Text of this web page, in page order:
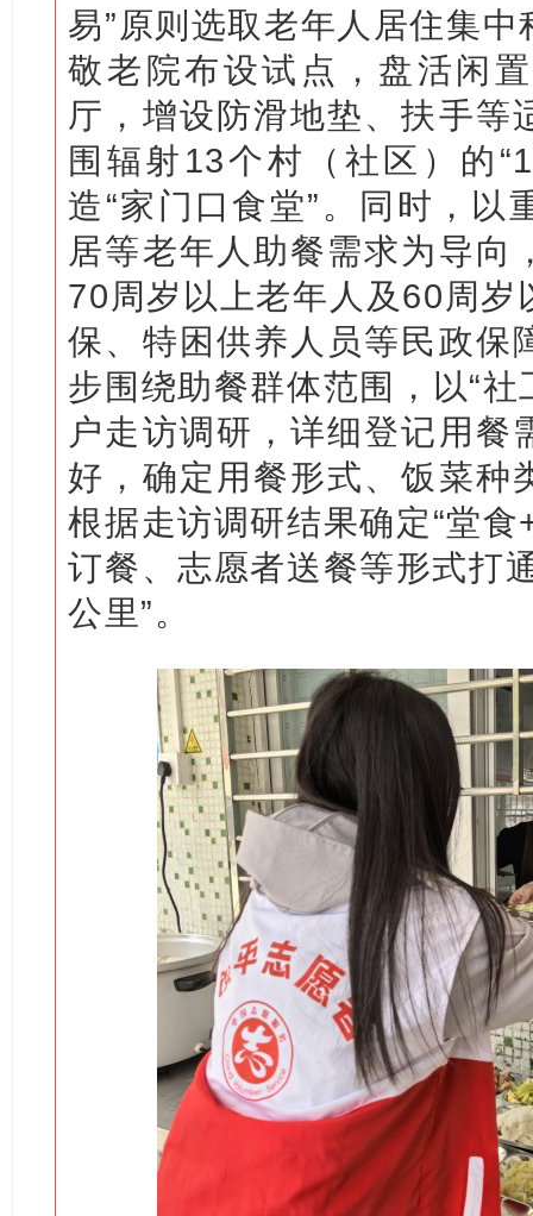
易”原则选取老年人居住集
敬老院布设试点，盘活闲
厅，增设防滑地垫、扶手等
围辐射13个村（社区）的
造“家门口食堂”。同时，以
居等老年人助餐需求为导向
70周岁以上老年人及60周
保、特困供养人员等民政保
步围绕助餐群体范围，以“
户走访调研，详细登记用餐
好，确定用餐形式、饭菜种
根据走访调研结果确定“堂
订餐、志愿者送餐等形式打
公里”。